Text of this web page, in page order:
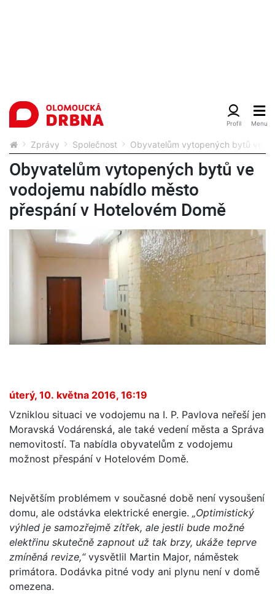
Zprávy Společnost Obyvatelům vytopených bytů ve
Obyvatelům vytopených bytů ve
vodojemu nabídlo město
přespání v Hotelovém Domě
úterý, 10. května 2016, 16:19
Vzniklou situaci ve vodojemu na I. P. Pavlova neřeší jen
Moravská Vodárenská, ale také vedení města a Správa
nemovitostí. Ta nabídla obyvatelům z vodojemu
možnost přespání v Hotelovém Domě.
Největším problémem v současné době není vysoušení
domu, ale odstávka elektrické energie. „Optimistický
výhled je samozřejmě zítřek, ale jestli bude možné
elektřinu skutečně zapnout už tak brzy, ukáže teprve
zmíněná revize,“ vysvětlil Martin Major, náměstek
primátora. Dodávka pitné vody ani plynu není v domě
omezena.